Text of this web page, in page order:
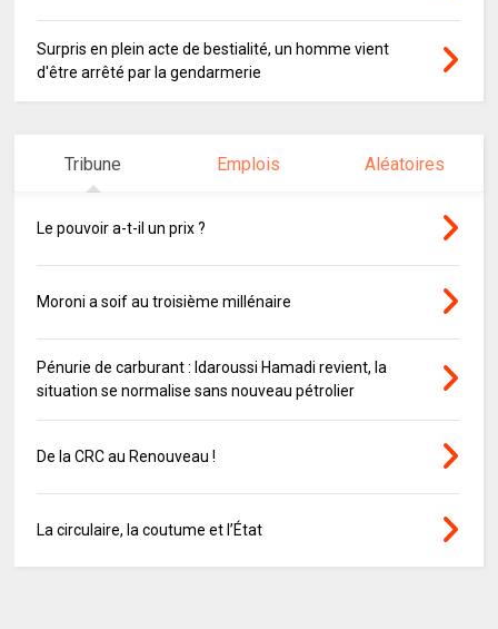
Surpris en plein acte de bestialité, un homme vient
d'être arrêté par la gendarmerie
Tribune Emplois Aléatoires
Le pouvoir a-t-il un prix ?
Moroni a soif au troisième millénaire
Pénurie de carburant : Idaroussi Hamadi revient, la
situation se normalise sans nouveau pétrolier
De la CRC au Renouveau !
La circulaire, la coutume et l’État